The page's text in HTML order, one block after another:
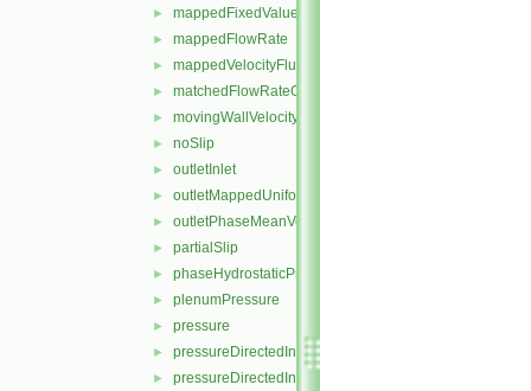
► mappedFixedValue
► mappedFlowRate
► mappedVelocityFluxFixedValue
► matchedFlowRateOutletVelocity
► movingWallVelocity
► noSlip
► outletInlet
► outletMappedUniformInlet
► outletPhaseMeanVelocity
► partialSlip
► phaseHydrostaticPressure
► plenumPressure
► pressure
► pressureDirectedInletOutletVelocity
► pressureDirectedInletVelocity